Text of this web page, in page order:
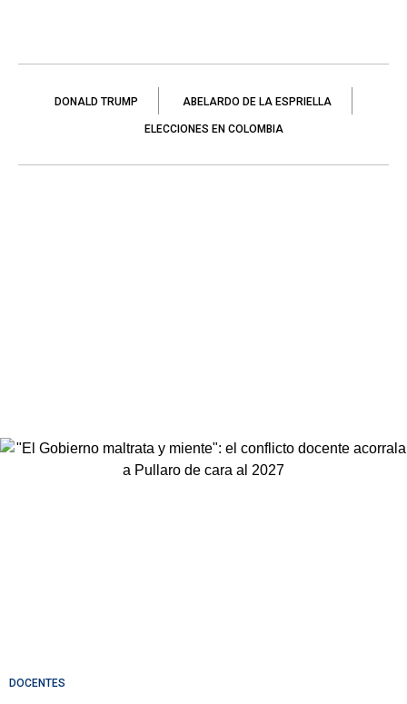
DONALD TRUMP ABELARDO DE LA ESPRIELLA
ELECCIONES EN COLOMBIA
DOCENTES